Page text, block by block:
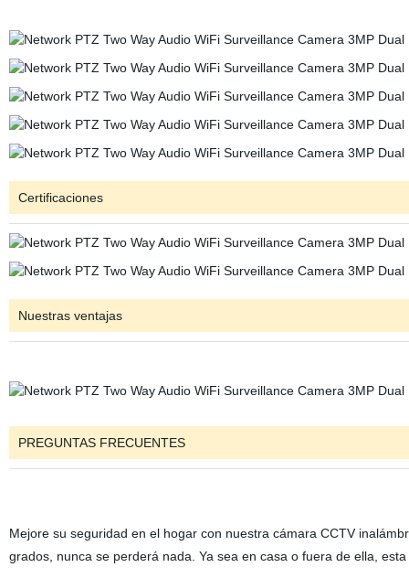
Certificaciones
Nuestras ventajas
PREGUNTAS FRECUENTES
Mejore su seguridad en el hogar con nuestra cámara CCTV
grados, nunca se perderá nada. Ya sea en casa o fuera de ella,